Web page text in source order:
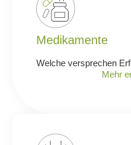
Medikamente
Welche versprechen
Mehr